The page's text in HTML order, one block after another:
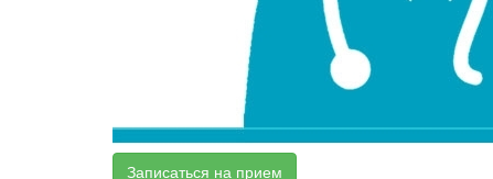
Записаться на прием